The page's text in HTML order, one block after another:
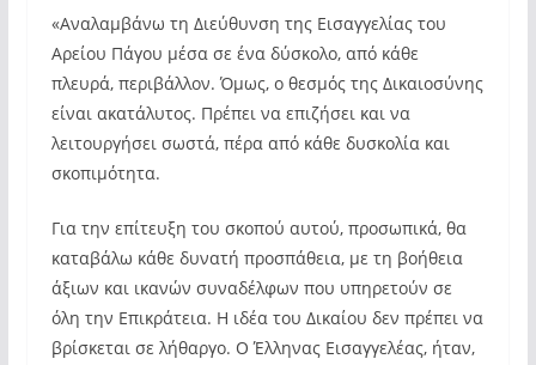
«Αναλαμβάνω τη Διεύθυνση της Εισαγγελίας του
Αρείου Πάγου μέσα σε ένα δύσκολο, από κάθε
πλευρά, περιβάλλον. Όμως, ο θεσμός της Δικαιοσύνης
είναι ακατάλυτος. Πρέπει να επιζήσει και να
λειτουργήσει σωστά, πέρα από κάθε δυσκολία και
σκοπιμότητα.
Για την επίτευξη του σκοπού αυτού, προσωπικά, θα
καταβάλω κάθε δυνατή προσπάθεια, με τη βοήθεια
άξιων και ικανών συναδέλφων που υπηρετούν σε
όλη την Επικράτεια. Η ιδέα του Δικαίου δεν πρέπει να
βρίσκεται σε λήθαργο. Ο Έλληνας Εισαγγελέας, ήταν,